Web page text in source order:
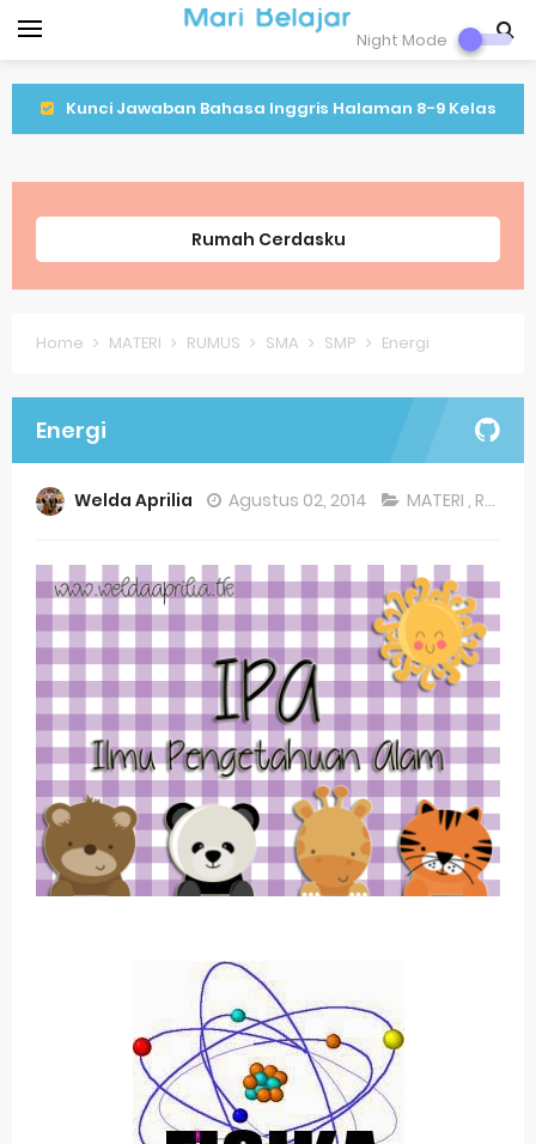
Kunci Jawaban Bahasa Inggris Halaman 8-9 Kelas
Kunci Jawaban IPA Halaman 8 Kelas 9 Semester 1
Latihan PLBJ Kelas 2 Tentang Keragaman Minuman
Soal Latihan Matematika Kelas 9
Soal Latihan Bahasa Inggris Kelas 8 Semester 2
(Genap)
Jawaban Bahasa Indonesia Kelas VIII (8) Kurikulum
Merdeka Halaman 18
Jawaban Bahasa Indonesia Kelas VIII (8) Kurikulum
Merdeka Halaman 15
Jawaban Bahasa Indonesia Kelas VIII (8) Kurikulum
Merdeka Halaman 7
Merdeka Halaman 5
Organ Peredaran Darah pada Manusia dan
Fungsinya (BUPENA Halaman 3-5)
Latihan Tema 1 Subtema 1 Kelas 5
Rumah Cerdasku
Home MATERI RUMUS SMA SMP Energi
Energi
Welda Aprilia Agustus 02, 2014 MATERI , RUMUS
Night Mode